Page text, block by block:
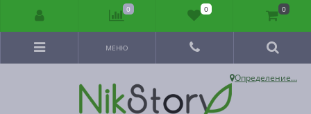
Определение...
МЕНЮ
0 0 0